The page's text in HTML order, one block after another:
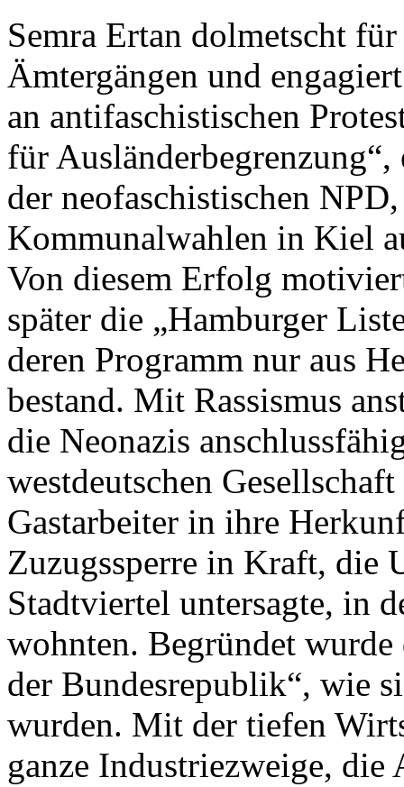
Semra Ertan dolmetscht
Ämtergängen und
an antifaschistischen
für
der neofaschistischen
Kommunalwahlen in Kiel
Von diesem Erfolg
später die „Hamburger
deren Programm nur aus
bestand. Mit Rassismus
die Neonazis
westdeutschen
Gastarbeiter in ihre
Zuzugssperre in Kraft, die
Stadtviertel untersagte, in
wohnten. Begründet
der Bundesrepublik“, wie
wurden. Mit der tiefen
ganze Industriezweige, die